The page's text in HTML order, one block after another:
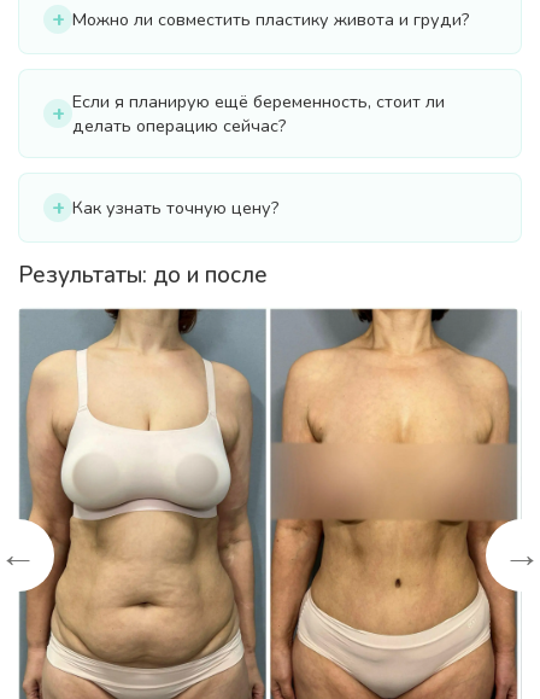
Можно ли совместить пластику живота и груди?
Если я планирую ещё беременность, стоит ли
делать операцию сейчас?
Как узнать точную цену?
Результаты: до и после
← →